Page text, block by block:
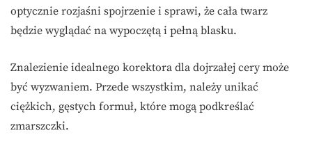
optycznie rozjaśni spojrzenie i sprawi, że cała twarz
będzie wyglądać na wypoczętą i pełną blasku.
Znalezienie idealnego korektora dla dojrzałej cery może
być wyzwaniem. Przede wszystkim, należy unikać
ciężkich, gęstych formuł, które mogą podkreślać
zmarszczki.